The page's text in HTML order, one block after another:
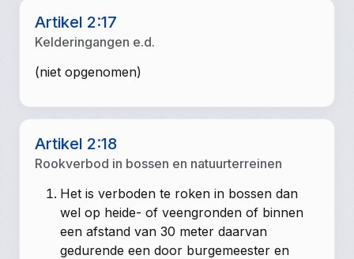
Artikel 2:17
Kelderingangen e.d.
(niet opgenomen)
Artikel 2:18
Rookverbod in bossen en natuurterreinen
Het is verboden te roken in bossen dan
wel op heide- of veengronden of binnen
een afstand van 30 meter daarvan
gedurende een door burgemeester en